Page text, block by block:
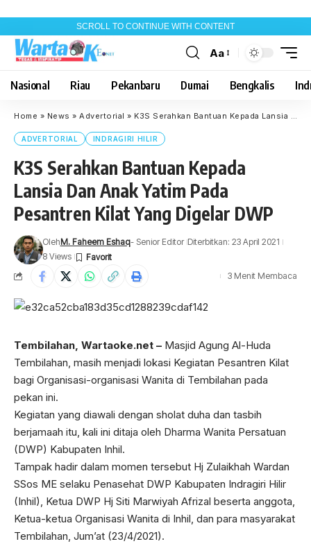
SCROLL TO CONTINUE WITH CONTENT
Font
Aa
Nasional Riau Pekanbaru Dumai Bengkalis
Home » News » Advertorial » K3S Serahkan Bantuan Kepada Lansia Dan Anak Yatim Pada Pesantren Kilat Yang Digelar DWP
ADVERTORIAL INDRAGIRI HILIR
K3S Serahkan Bantuan Kepada
Lansia Dan Anak Yatim Pada
Pesantren Kilat Yang Digelar DWP
OlehM. Faheem Eshaq- Senior Editor Diterbitkan: 23 April 2021
8 Views
3 Menit Membaca
Tembilahan, Wartaoke.net – Masjid Agung Al-Huda
Tembilahan, masih menjadi lokasi Kegiatan Pesantren Kilat
bagi Organisasi-organisasi Wanita di Tembilahan pada
pekan ini.
Kegiatan yang diawali dengan sholat duha dan tasbih
berjamaah itu, kali ini ditaja oleh Dharma Wanita Persatuan
(DWP) Kabupaten Inhil.
Tampak hadir dalam momen tersebut Hj Zulaikhah Wardan
SSos ME selaku Penasehat DWP Kabupaten Indragiri Hilir
(Inhil), Ketua DWP Hj Siti Marwiyah Afrizal beserta anggota,
Ketua-ketua Organisasi Wanita di Inhil, dan para masyarakat
Tembilahan, Jum’at (23/4/2021).